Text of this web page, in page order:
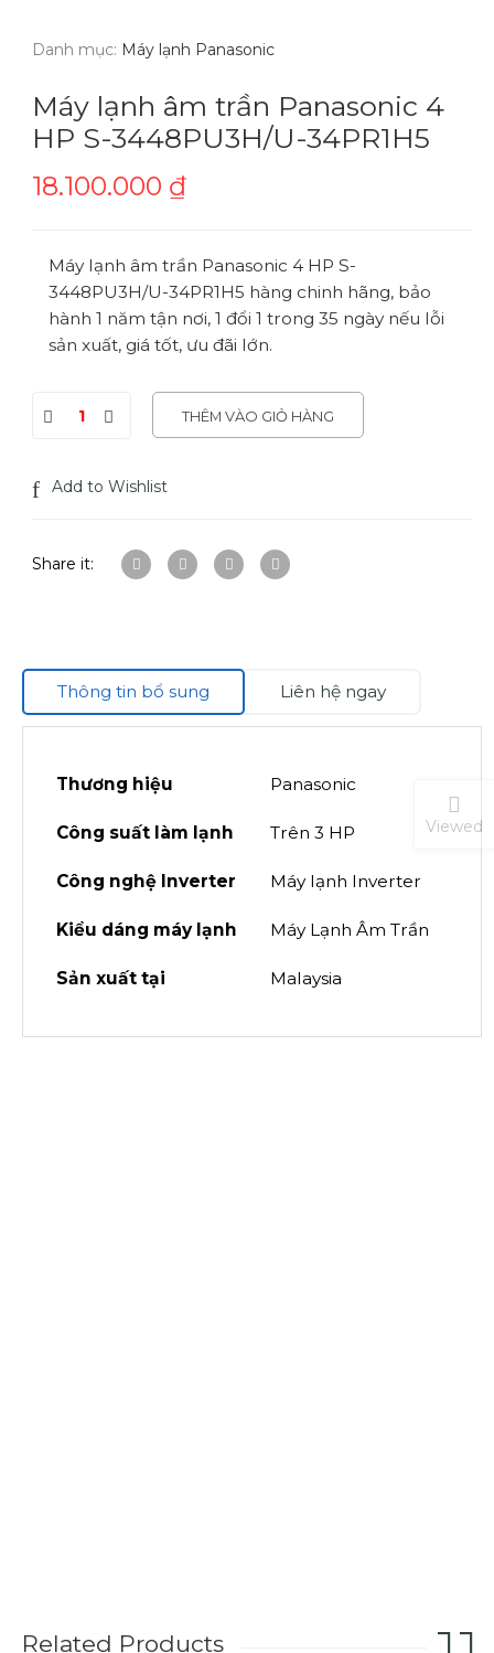
Danh mục: Máy lạnh Panasonic
Máy lạnh âm trần Panasonic 4
HP S-3448PU3H/U-34PR1H5
18.100.000 ₫
Máy lạnh âm trần Panasonic 4 HP S-
3448PU3H/U-34PR1H5 hàng chinh hãng, bảo
hành 1 năm tận nơi, 1 đổi 1 trong 35 ngày nếu lỗi
sản xuất, giá tốt, ưu đãi lớn.
THÊM VÀO GIỎ HÀNG
Add to Wishlist
Share it:
Thông tin bổ sung Liên hệ ngay
Thương hiệu Panasonic
Công suất làm lạnh Trên 3 HP
Công nghệ Inverter Máy lạnh Inverter
Kiểu dáng máy lạnh Máy Lạnh Âm Trần
Sản xuất tại Malaysia
Related Products
Viewed